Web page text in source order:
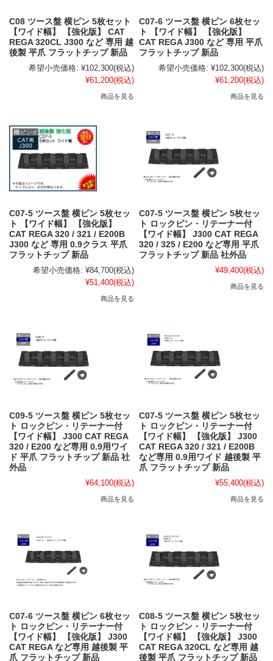
C08 ツース盤 横ピン 5枚セット
【ワイド幅】 【強化版】 CAT
REGA 320CL J300 など 専用 越
後製 平爪 フラットチップ 新品
希望小売価格: ¥102,300(税込)
¥61,200(税込)
商品を見る
C07-6 ツース盤 横ピン 6枚セッ
ト 【ワイド幅】 【強化版】
CAT REGA J300 など 専用 平爪
フラットチップ 新品
希望小売価格: ¥102,300(税込)
¥61,200(税込)
商品を見る
C07-5 ツース盤 横ピン 5枚セッ
ト 【ワイド幅】 【強化版】
CAT REGA 320 / 321 / E200B
J300 など 専用 0.9クラス 平爪
フラットチップ 新品
希望小売価格: ¥84,700(税込)
¥51,400(税込)
商品を見る
C07-5 ツース盤 横ピン 5枚セッ
ト ロックピン・リテーナー付
【ワイド幅】 J300 CAT REGA
320 / 325 / E200 など専用 平爪
フラットチップ 新品 社外品
¥49,400(税込)
商品を見る
C09-5 ツース盤 横ピン 5枚セッ
ト ロックピン・リテーナー付
【ワイド幅】 J300 CAT REGA
320 / E200 など専用 0.9用ワイ
ド 平爪 フラットチップ 新品 社
外品
¥64,100(税込)
商品を見る
C07-5 ツース盤 横ピン 5枚セッ
ト ロックピン・リテーナー付
【ワイド幅】 【強化版】 J300
CAT REGA 320 / 321 / E200B
など専用 0.9用ワイド 越後製 平
爪 フラットチップ 新品
¥55,400(税込)
商品を見る
C07-6 ツース盤 横ピン 6枚セッ
ト ロックピン・リテーナー付
【ワイド幅】 【強化版】 J300
CAT REGA など専用 越後製 平
爪 フラットチップ 新品
C08-5 ツース盤 横ピン 5枚セッ
ト ロックピン・リテーナー付
【ワイド幅】 【強化版】 J300
CAT REGA 320CL など専用 越
後製 平爪 フラットチップ 新品